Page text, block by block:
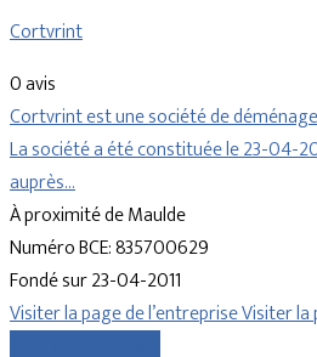
Cortvrint
0 avis
Cortvrint est une société de
La société a été constituée le 23-04-
auprès…
À proximité de Maulde
Numéro BCE: 835700629
Fondé sur 23-04-2011
Visiter la page de l’entrepriseVisiter la